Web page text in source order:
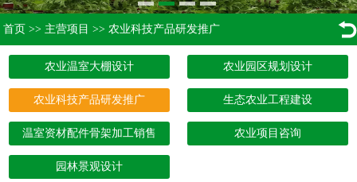
首页 >> 主营项目 >> 农业科技产品研发推广
农业温室大棚设计 农业园区规划设计
农业科技产品研发推广 生态农业工程建设
温室资材配件骨架加工销售 农业项目咨询
园林景观设计